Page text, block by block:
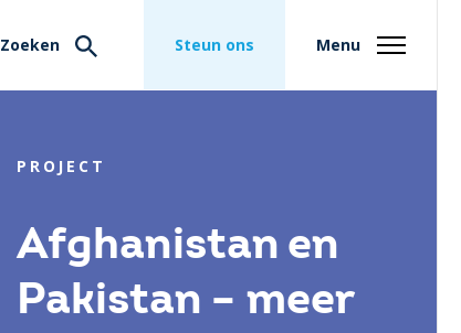
Zoeken Steun ons Menu
PROJECT
Afghanistan en
Pakistan – meer